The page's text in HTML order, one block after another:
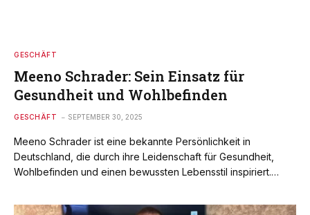
GESCHÄFT
Meeno Schrader: Sein Einsatz für
Gesundheit und Wohlbefinden
GESCHÄFT SEPTEMBER 30, 2025
Meeno Schrader ist eine bekannte Persönlichkeit in
Deutschland, die durch ihre Leidenschaft für Gesundheit,
Wohlbefinden und einen bewussten Lebensstil inspiriert.…